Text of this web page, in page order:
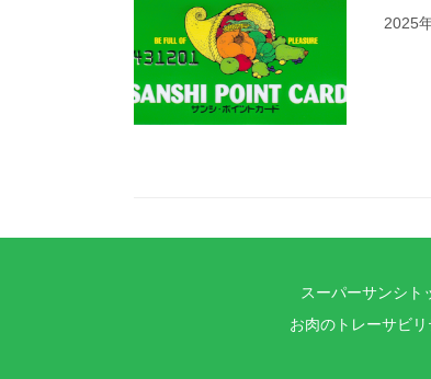
2025
スーパーサンシト
お肉のトレーサビリ